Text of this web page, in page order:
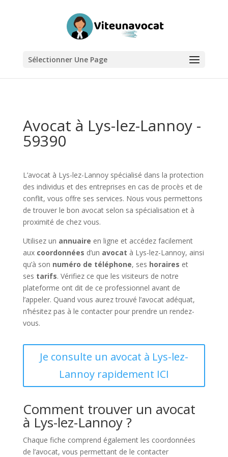
Sélectionner Une Page
Avocat à Lys-lez-Lannoy -
59390
L’avocat à Lys-lez-Lannoy spécialisé dans la protection
des individus et des entreprises en cas de procès et de
conflit, vous offre ses services. Nous vous permettons
de trouver le bon avocat selon sa spécialisation et à
proximité de chez vous.
Utilisez un annuaire en ligne et accédez facilement
aux coordonnées d’un avocat à Lys-lez-Lannoy, ainsi
qu’à son numéro de téléphone, ses horaires et
ses tarifs. Vérifiez ce que les visiteurs de notre
plateforme ont dit de ce professionnel avant de
l’appeler. Quand vous aurez trouvé l’avocat adéquat,
n’hésitez pas à le contacter pour prendre un rendez-
vous.
Je consulte un avocat à Lys-lez-
Lannoy rapidement ICI
Comment trouver un avocat
à Lys-lez-Lannoy ?
Chaque fiche comprend également les coordonnées
de l’avocat, vous permettant de le contacter